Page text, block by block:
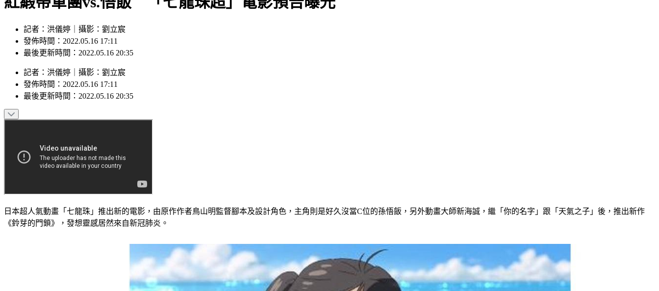
記者：洪儀婷｜攝影：劉立宸
發佈時間：2022.05.16 17:11
最後更新時間：2022.05.16 20:35
記者 ： 洪儀婷 攝影 ： 劉立宸
發佈時間： 2022.05.16 17:11
最後更新時間： 2022.05.16 20:35
日本超人氣動畫「七龍珠」推出新的電影，由原作作者鳥山明監督腳本及設計角色，主角則是好久沒當C位的孫悟飯，另外動畫大師新海誠，繼「你的名字」跟「天氣之子」後，推出新作
《鈴芽的門鎖》，發想靈感居然來自新冠肺炎。